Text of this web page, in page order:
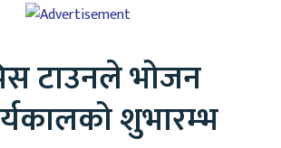
टाउनले भोजन
शुभारम्भ